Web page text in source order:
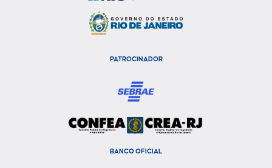
PATROCINADOR
BANCO OFICIAL